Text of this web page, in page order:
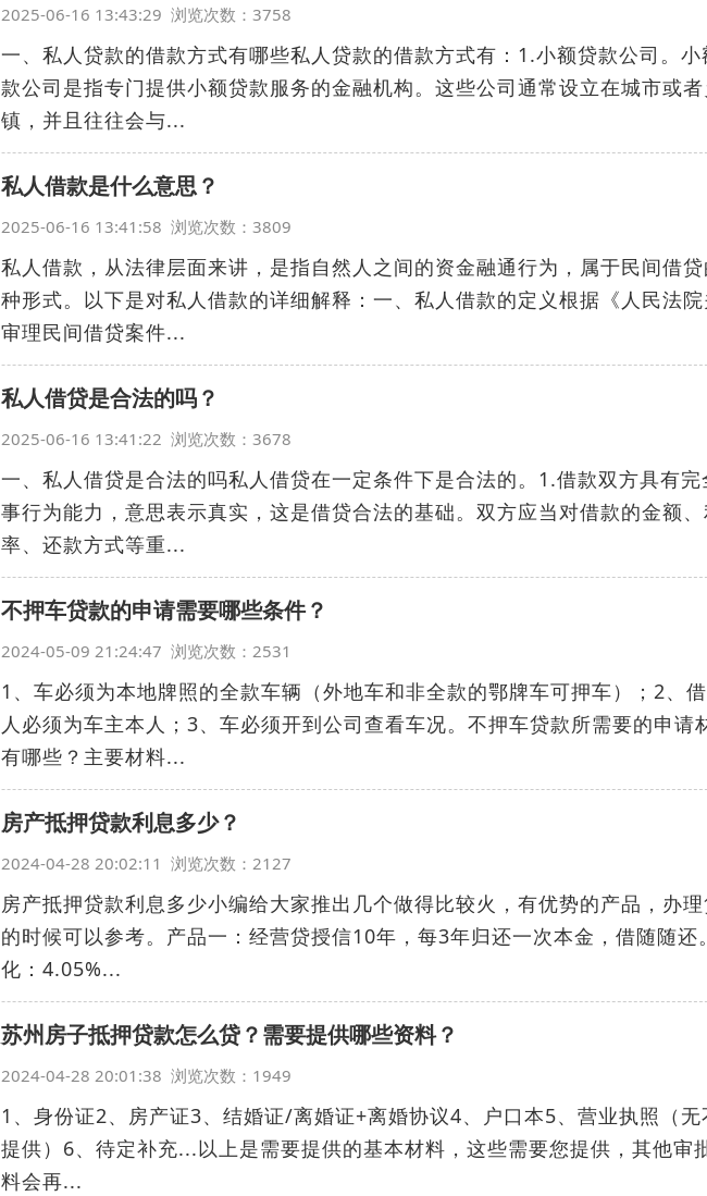
2025-06-16 13:43:29 浏览次数：3758
一、私人贷款的借款方式有哪些私人贷款的借款方式有：1.小额贷款公司。小
款公司是指专门提供小额贷款服务的金融机构。这些公司通常设立在城市或
镇，并且往往会与...
私人借款是什么意思？
2025-06-16 13:41:58 浏览次数：3809
私人借款，从法律层面来讲，是指自然人之间的资金融通行为，属于民间借
种形式。以下是对私人借款的详细解释：一、私人借款的定义根据《人民法
审理民间借贷案件...
私人借贷是合法的吗？
2025-06-16 13:41:22 浏览次数：3678
一、私人借贷是合法的吗私人借贷在一定条件下是合法的。1.借款双方具有完
事行为能力，意思表示真实，这是借贷合法的基础。双方应当对借款的金额
率、还款方式等重...
不押车贷款的申请需要哪些条件？
2024-05-09 21:24:47 浏览次数：2531
1、车必须为本地牌照的全款车辆（外地车和非全款的鄂牌车可押车）；2、
人必须为车主本人；3、车必须开到公司查看车况。不押车贷款所需要的申请
有哪些？主要材料...
房产抵押贷款利息多少？
2024-04-28 20:02:11 浏览次数：2127
房产抵押贷款利息多少小编给大家推出几个做得比较火，有优势的产品，办
的时候可以参考。产品一：经营贷授信10年，每3年归还一次本金，借随随还
化：4.05%...
苏州房子抵押贷款怎么贷？需要提供哪些资料？
2024-04-28 20:01:38 浏览次数：1949
1、身份证2、房产证3、结婚证/离婚证+离婚协议4、户口本5、营业执照（无
提供）6、待定补充...以上是需要提供的基本材料，这些需要您提供，其他审
料会再...